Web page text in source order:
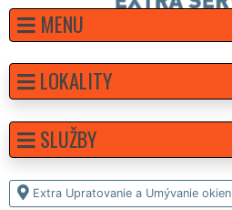
MENU
Extra Upratovanie a Umývanie okien
LOKALITY
SLUŽBY